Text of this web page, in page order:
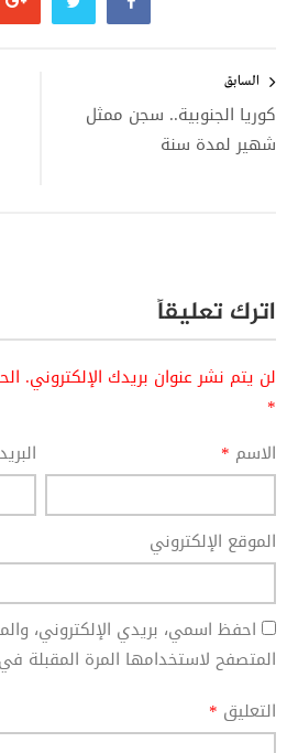
المقالات
السابق
كوريا الجنوبية.. سجن ممثل
شهير لمدة سنة
اترك تعليقاً
لن يتم نشر عنوان بريدك الإلكتروني.
*
الاسم *
الموقع الإلكتروني
احفظ اسمي، بريدي الإلكتروني،
المتصفح لاستخدامها المرة المقبلة
التعليق *